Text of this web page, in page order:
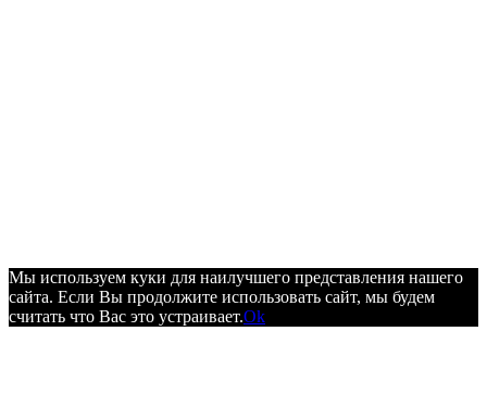
Мы используем куки для наилучшего представления нашего
сайта. Если Вы продолжите использовать сайт, мы будем
считать что Вас это устраивает.Ok